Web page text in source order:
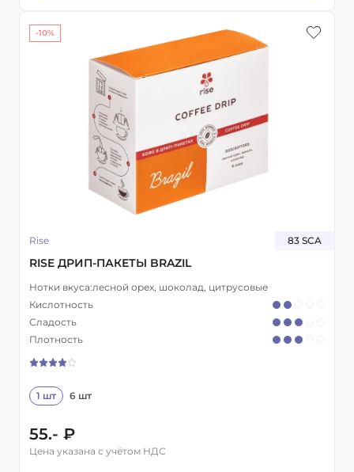
Rise 83 SCA
RISE ДРИП-ПАКЕТЫ BRAZIL
Нотки вкуса:лесной орех, шоколад, цитрусовые
Кислотность
Сладость
Плотность
1 шт 6 шт
-10%
55.- ₽
Цена указана с учётом НДС